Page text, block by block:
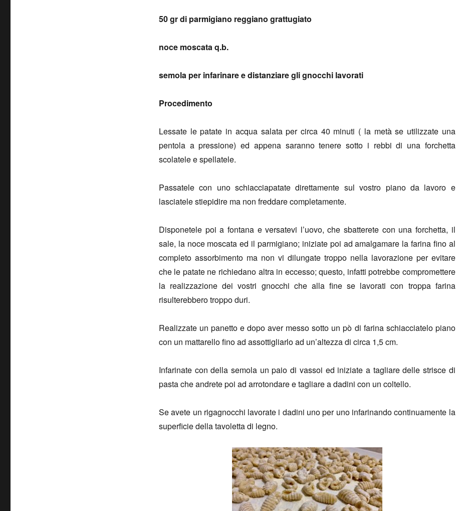
50 gr di parmigiano reggiano grattugiato
noce moscata q.b.
semola per infarinare e distanziare gli gnocchi lavorati
Procedimento
Lessate le patate in acqua salata per circa 40 minuti ( la metà se utilizzate una
pentola a pressione) ed appena saranno tenere sotto i rebbi di una forchetta
scolatele e spellatele.
Passatele con uno schiacciapatate direttamente sul vostro piano da lavoro e
lasciatele stiepidire ma non freddare completamente.
Disponetele poi a fontana e versatevi l’uovo, che sbatterete con una forchetta, il
sale, la noce moscata ed il parmigiano; iniziate poi ad amalgamare la farina fino al
completo assorbimento ma non vi dilungate troppo nella lavorazione per evitare
che le patate ne richiedano altra in eccesso; questo, infatti potrebbe compromettere
la realizzazione dei vostri gnocchi che alla fine se lavorati con troppa farina
risulterebbero troppo duri.
Realizzate un panetto e dopo aver messo sotto un pò di farina schiacciatelo piano
con un mattarello fino ad assottigliarlo ad un’altezza di circa 1,5 cm.
Infarinate con della semola un paio di vassoi ed iniziate a tagliare delle strisce di
pasta che andrete poi ad arrotondare e tagliare a dadini con un coltello.
Se avete un rigagnocchi lavorate i dadini uno per uno infarinando continuamente la
superficie della tavoletta di legno.